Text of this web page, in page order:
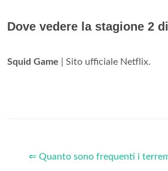
Dove vedere la stagione 2
Squid Game | Sito ufficiale Netflix.
⇐ Quanto sono frequenti i